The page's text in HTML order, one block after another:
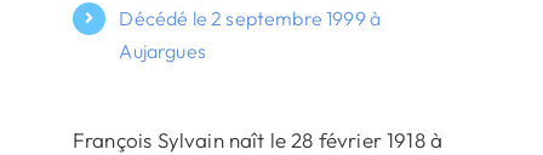
Décédé le 2 septembre 1999 à
Aujargues
François Sylvain naît le 28 février 1918 à